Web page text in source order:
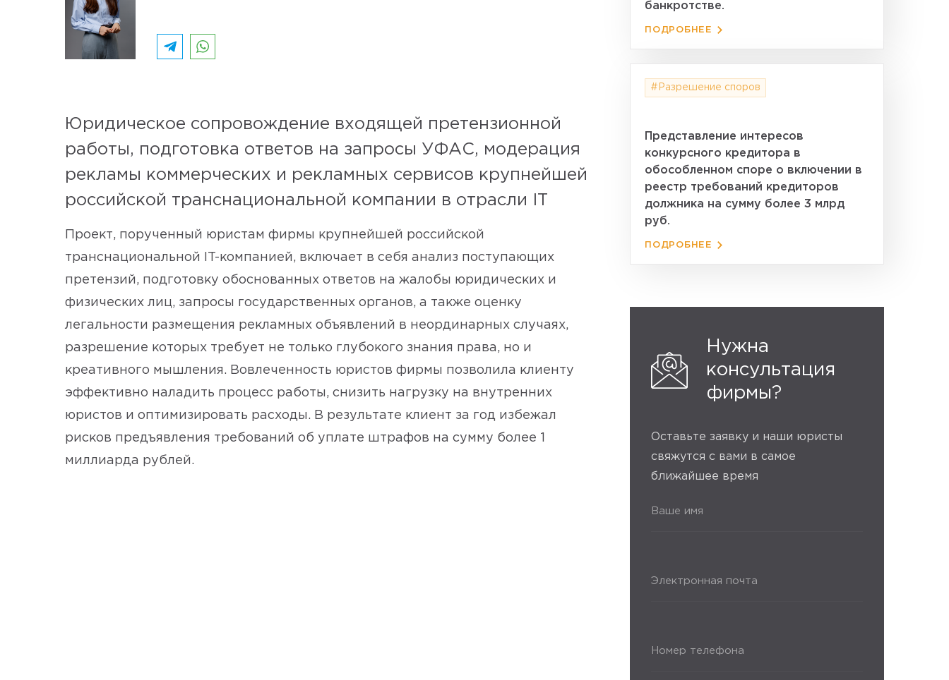
Юридическое сопровождение входящей претензионной
работы, подготовка ответов на запросы УФАС, модерация
рекламы коммерческих и рекламных сервисов крупнейшей
российской транснациональной компании в отрасли IT
Проект, порученный юристам фирмы крупнейшей российской
транснациональной IT-компанией, включает в себя анализ поступающих
претензий, подготовку обоснованных ответов на жалобы юридических и
физических лиц, запросы государственных органов, а также оценку
легальности размещения рекламных объявлений в неординарных случаях,
разрешение которых требует не только глубокого знания права, но и
креативного мышления. Вовлеченность юристов фирмы позволила клиенту
эффективно наладить процесс работы, снизить нагрузку на внутренних
юристов и оптимизировать расходы. В результате клиент за год избежал
рисков предъявления требований об уплате штрафов на сумму более 1
миллиарда рублей.
банкротстве.
ПОДРОБНЕЕ
#Разрешение споров
Представление интересов
конкурсного кредитора в
обособленном споре о включении в
реестр требований кредиторов
должника на сумму более 3 млрд
руб.
ПОДРОБНЕЕ
Нужна
консультация
фирмы?
Оставьте заявку и наши юристы
свяжутся с вами в самое
ближайшее время
Ваше имя
Электронная почта
Номер телефона